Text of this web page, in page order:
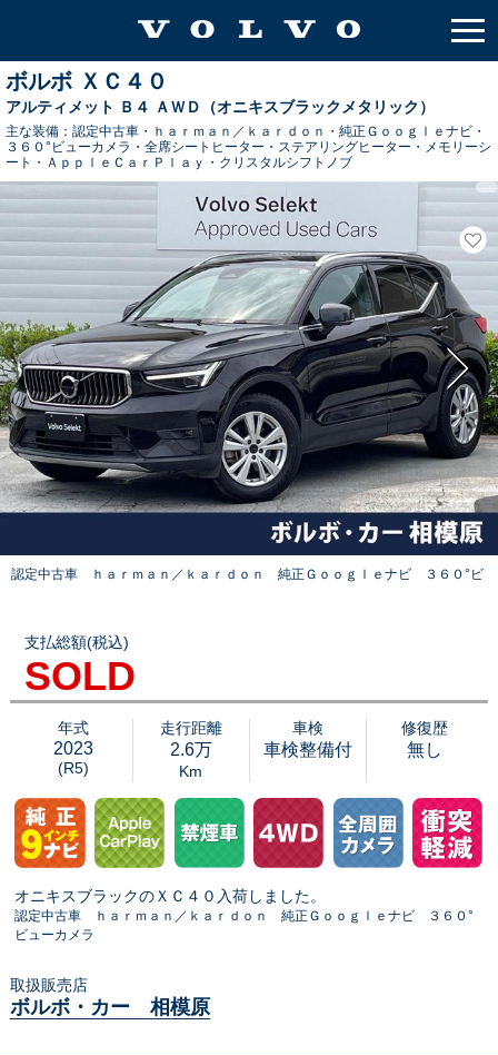
ボルボ ＸＣ４０
アルティメット Ｂ４ ＡＷＤ（オニキスブラックメタリック）
主な装備： 認定中古車・ｈａｒｍａｎ／ｋａｒｄｏｎ・純正Ｇｏｏｇｌｅナビ・
３６０°ビューカメラ・全席シートヒーター・ステアリングヒーター・メモリーシ
ート・ＡｐｐｌｅＣａｒＰｌａｙ・クリスタルシフトノブ
認定中古車 ｈａｒｍａｎ／ｋａｒｄｏｎ 純正Ｇｏｏｇｌｅナビ ３６０°ビ
支払総額(税込)
SOLD
年式
2023
(R5)
走行距離
2.6万
Km
車検
車検整備付
修復歴
無し
オニキスブラックのＸＣ４０入荷しました。
認定中古車 ｈａｒｍａｎ／ｋａｒｄｏｎ 純正Ｇｏｏｇｌｅナビ ３６０°
ビューカメラ
取扱販売店
ボルボ・カー 相模原